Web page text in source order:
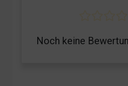
Noch keine